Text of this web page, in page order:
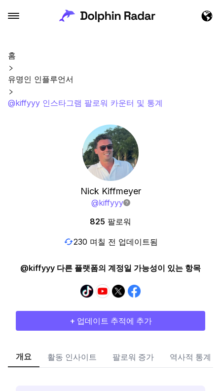
홈
유명인 인플루언서
@kiffyyy 인스타그램 팔로워 카운터 및 통계
Nick Kiffmeyer
@kiffyyy
825 팔로워
230 며칠 전 업데이트됨
@kiffyyy 다른 플랫폼의 계정일 가능성이 있는 항목
+ 업데이트 추적에 추가
개요 활동 인사이트 팔로워 증가 역사적 통계